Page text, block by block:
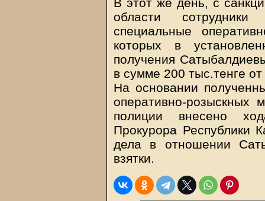
области
специальные
которых в
получения
в сумме 200 тыс.тенге
На основании
оперативно-розыскных
полиции внесено
Прокурора Республики
дела в отношении
взятки.